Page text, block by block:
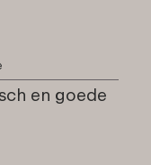
en goede